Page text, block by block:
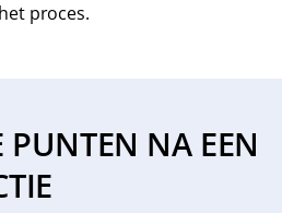
proces.
PUNTEN NA EEN